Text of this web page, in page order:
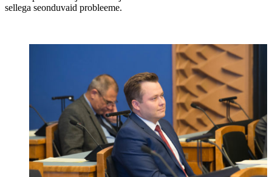
sellega seonduvaid probleeme.